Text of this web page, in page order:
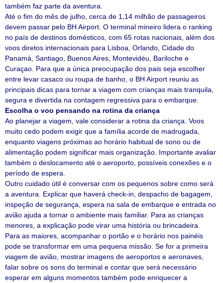
também faz parte da aventura.
Até o fim do mês de julho, cerca de 1,14 milhão de passageiros
devem passar pelo BH Airport. O terminal mineiro lidera o ranking
no país de destinos domésticos, com 65 rotas nacionais, além dos
voos diretos internacionais para Lisboa, Orlando, Cidade do
Panamá, Santiago, Buenos Aires, Montevidéu, Bariloche e
Curaçao. Para que a única preocupação dos pais seja escolher
entre levar casaco ou roupa de banho, o BH Airport reuniu as
principais dicas para tornar a viagem com crianças mais tranquila,
segura e divertida na contagem regressiva para o embarque.
Escolha o voo pensando na rotina da criança
Ao planejar a viagem, vale considerar a rotina da criança. Voos
muito cedo podem exigir que a família acorde de madrugada,
enquanto viagens próximas ao horário habitual de sono ou de
alimentação podem significar mais organização. Importante avaliar
também o deslocamento até o aeroporto, possíveis conexões e o
período de espera.
Outro cuidado útil é conversar com os pequenos sobre como será
a aventura. Explicar que haverá check-in, despacho de bagagem,
inspeção de segurança, espera na sala de embarque e entrada no
avião ajuda a tornar o ambiente mais familiar. Para as crianças
menores, a explicação pode virar uma história ou brincadeira.
Para as maiores, acompanhar o portão e o horário nos painéis
pode se transformar em uma pequena missão. Se for a primeira
viagem de avião, mostrar imagens de aeroportos e aeronaves,
falar sobre os sons do terminal e contar que será necessário
esperar em alguns momentos também pode enriquecer a